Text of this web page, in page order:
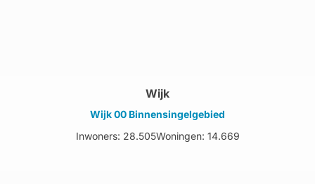
Wijk
Wijk 00 Binnensingelgebied
Inwoners: 28.505Woningen: 14.669